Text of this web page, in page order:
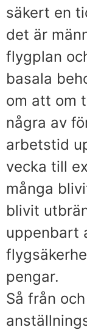
säkert en
det är
flygplan
basala
om att om
några av
arbetstid
vecka till
många
blivit
uppenbart
pengar.
Så från